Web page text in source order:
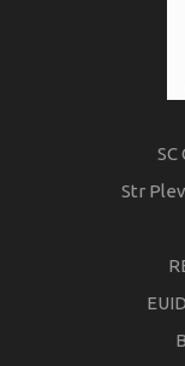
SC
Str